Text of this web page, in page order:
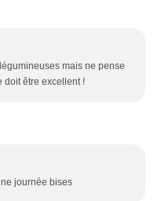
mais ne pense
doit être excellent !
journée bises